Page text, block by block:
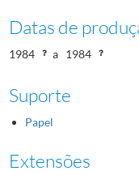
Datas de
1984 a 1984
Suporte
Papel
Extensões